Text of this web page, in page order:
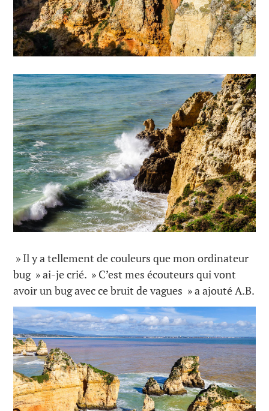
» Il y a tellement de couleurs que mon ordinateur
bug » ai-je crié. » C’est mes écouteurs qui vont
avoir un bug avec ce bruit de vagues » a ajouté A.B.